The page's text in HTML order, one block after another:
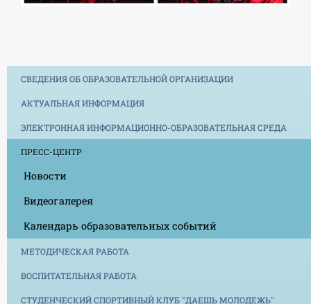
СВЕДЕНИЯ ОБ ОБРАЗОВАТЕЛЬНОЙ ОРГАНИЗАЦИИ
АКТУАЛЬНАЯ ИНФОРМАЦИЯ
ЭЛЕКТРОННАЯ ИНФОРМАЦИОННО-ОБРАЗОВАТЕЛЬНАЯ СРЕДА
ПРЕСС-ЦЕНТР
Новости
Видеогалерея
Календарь образовательных событий
МЕТОДИЧЕСКАЯ РАБОТА
ВОСПИТАТЕЛЬНАЯ РАБОТА
СТУДЕНЧЕСКИЙ СПОРТИВНЫЙ КЛУБ "ДАЕШЬ МОЛОДЕЖЬ"